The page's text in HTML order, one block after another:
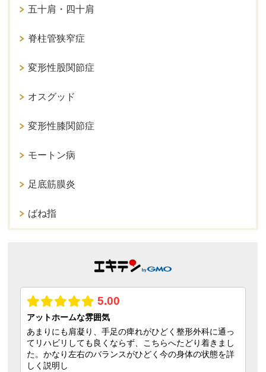
五十肩・四十肩
脊柱管狭窄症
変形性股関節症
オスグッド
変形性膝関節症
モートン病
足底筋膜炎
ばね指